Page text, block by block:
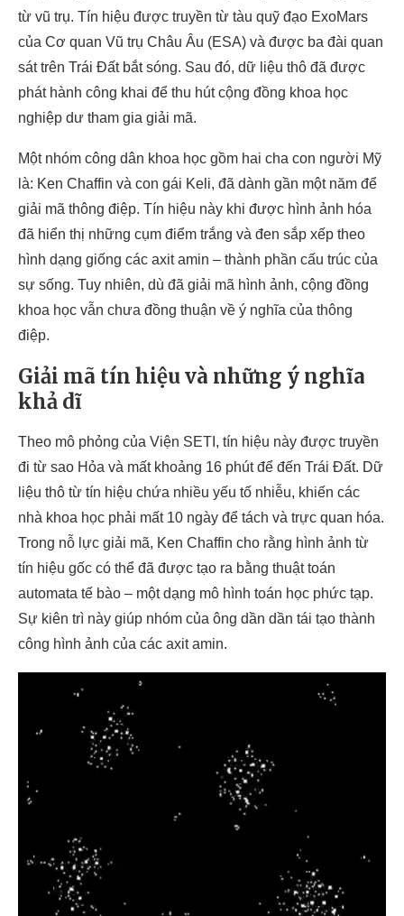
từ vũ trụ. Tín hiệu được truyền từ tàu quỹ đạo ExoMars
của Cơ quan Vũ trụ Châu Âu (ESA) và được ba đài quan
sát trên Trái Đất bắt sóng. Sau đó, dữ liệu thô đã được
phát hành công khai để thu hút cộng đồng khoa học
nghiệp dư tham gia giải mã.
Một nhóm công dân khoa học gồm hai cha con người Mỹ
là: Ken Chaffin và con gái Keli, đã dành gần một năm để
giải mã thông điệp. Tín hiệu này khi được hình ảnh hóa
đã hiển thị những cụm điểm trắng và đen sắp xếp theo
hình dạng giống các axit amin – thành phần cấu trúc của
sự sống. Tuy nhiên, dù đã giải mã hình ảnh, cộng đồng
khoa học vẫn chưa đồng thuận về ý nghĩa của thông
điệp.
Giải mã tín hiệu và những ý nghĩa
khả dĩ
Theo mô phỏng của Viện SETI, tín hiệu này được truyền
đi từ sao Hỏa và mất khoảng 16 phút để đến Trái Đất. Dữ
liệu thô từ tín hiệu chứa nhiều yếu tố nhiễu, khiến các
nhà khoa học phải mất 10 ngày để tách và trực quan hóa.
Trong nỗ lực giải mã, Ken Chaffin cho rằng hình ảnh từ
tín hiệu gốc có thể đã được tạo ra bằng thuật toán
automata tế bào – một dạng mô hình toán học phức tạp.
Sự kiên trì này giúp nhóm của ông dần dần tái tạo thành
công hình ảnh của các axit amin.